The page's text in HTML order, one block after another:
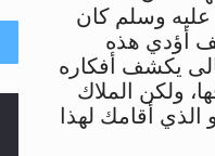
عليه وسلم كان
أؤدي هذه
يكشف أفكاره
ولكن الملاك
الذي أقامك لهذا